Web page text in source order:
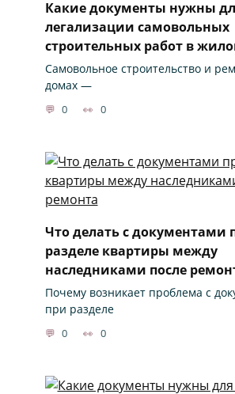
Какие документы нужны
легализации самовольных
строительных работ в
Самовольное строительство и
домах —
0 0
Что делать с документами
разделе квартиры между
наследниками после
Почему возникает проблема с
при разделе
0 0